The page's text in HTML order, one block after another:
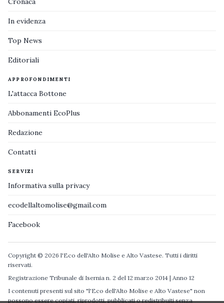
In evidenza
Top News
Editoriali
APPROFONDIMENTI
L'attacca Bottone
Abbonamenti EcoPlus
Redazione
Contatti
SERVIZI
Informativa sulla privacy
ecodellaltomolise@gmail.com
Facebook
Copyright © 2026 l'Eco dell'Alto Molise e Alto Vastese. Tutti i diritti
riservati.
Registrazione Tribunale di Isernia n. 2 del 12 marzo 2014 | Anno 12
I contenuti presenti sul sito "l'Eco dell'Alto Molise e Alto Vastese" non
possono essere copiati, riprodotti, pubblicati o redistribuiti senza